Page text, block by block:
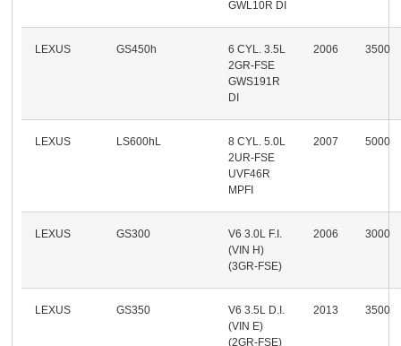
GWL10R DI
LEXUS GS450h
6 CYL. 3.5L
2GR-FSE
GWS191R
DI
2006 3500
LEXUS LS600hL
8 CYL. 5.0L
2UR-FSE
UVF46R
MPFI
2007 5000
LEXUS GS300
V6 3.0L F.I.
(VIN H)
(3GR-FSE)
2006 3000
LEXUS GS350
V6 3.5L D.I.
(VIN E)
(2GR-FSE)
2013 3500